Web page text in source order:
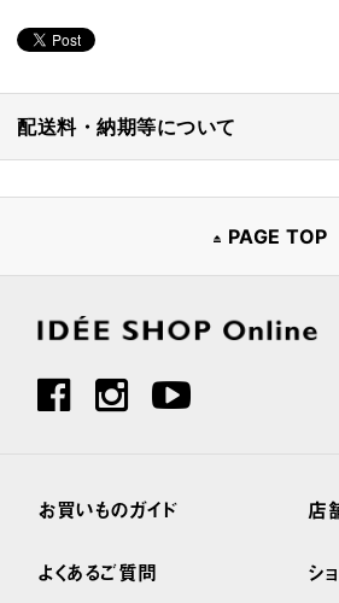
配送料・納期等について
PAGE TOP
お買いものガイド
よくあるご質問
店
シ